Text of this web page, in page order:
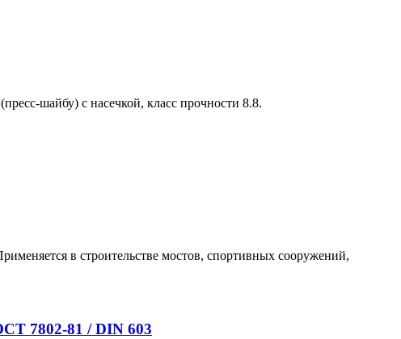
шайбу) с насечкой, класс прочности 8.8.
в строительстве мостов, спортивных сооружений,
7802-81 / DIN 603